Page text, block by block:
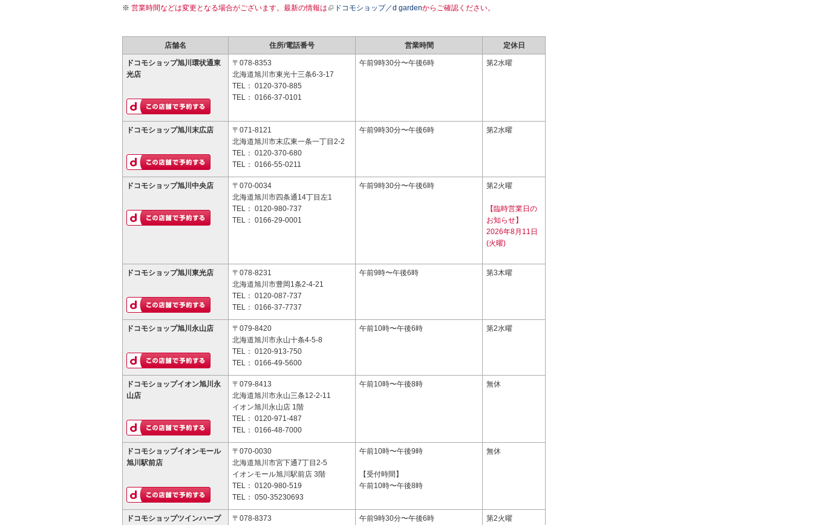
営業時間などは変更となる場合がございます。最新の情報は ドコモショップ／d gardenからご確認ください。
店舗名 住所/電話番号 営業時間 定休日
ドコモショップ旭川環状通東
光店
〒078-8353
北海道旭川市東光十三条6-3-17
TEL： 0120-370-885
TEL： 0166-37-0101
午前9時30分〜午後6時 第2水曜
ドコモショップ旭川末広店
〒071-8121
北海道旭川市末広東一条一丁目2-2
TEL： 0120-370-680
TEL： 0166-55-0211
午前9時30分〜午後6時 第2水曜
ドコモショップ旭川中央店
〒070-0034
北海道旭川市四条通14丁目左1
TEL： 0120-980-737
TEL： 0166-29-0001
午前9時30分〜午後6時 第2火曜
【臨時営業日の
お知らせ】
2026年8月11日
(火曜)
ドコモショップ旭川東光店
〒078-8231
北海道旭川市豊岡1条2-4-21
TEL： 0120-087-737
TEL： 0166-37-7737
午前9時〜午後6時 第3木曜
ドコモショップ旭川永山店
〒079-8420
北海道旭川市永山十条4-5-8
TEL： 0120-913-750
TEL： 0166-49-5600
午前10時〜午後6時 第2水曜
ドコモショップイオン旭川永
山店
〒079-8413
北海道旭川市永山三条12-2-11
イオン旭川永山店 1階
TEL： 0120-971-487
TEL： 0166-48-7000
午前10時〜午後8時 無休
ドコモショップイオンモール
旭川駅前店
〒070-0030
北海道旭川市宮下通7丁目2-5
イオンモール旭川駅前店 3階
TEL： 0120-980-519
TEL： 050-35230693
午前10時〜午後9時
【受付時間】
午前10時〜午後8時
無休
ドコモショップツインハープ
〒078-8373
午前9時30分〜午後6時 第2火曜